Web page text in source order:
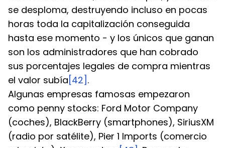
se desploma, destruyendo incluso en pocas
horas toda la capitalización conseguida
hasta ese momento - y los únicos que ganan
son los administradores que han cobrado
sus porcentajes legales de compra mientras
el valor subía [42] .
Algunas empresas famosas empezaron
como penny stocks: Ford Motor Company
(coches), BlackBerry (smartphones), SiriusXM
(radio por satélite), Pier 1 Imports (comercio